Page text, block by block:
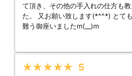
て頂き、その他の手入れの仕方も
た。 又お願い致します(*^^*) とて
難う御座いましたm(__)m
★★★★★ 5